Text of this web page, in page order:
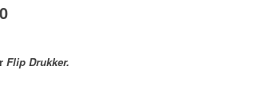
Flip Drukker.